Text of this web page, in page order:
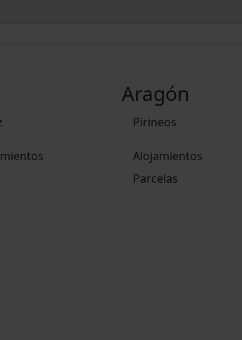
Aragón
Pirineos
Alojamientos
Parcelas